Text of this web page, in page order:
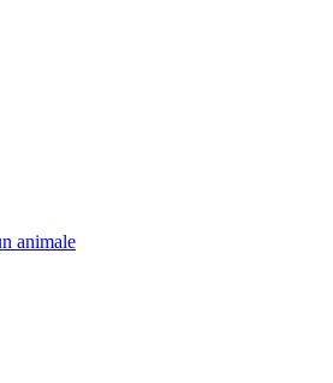
animale